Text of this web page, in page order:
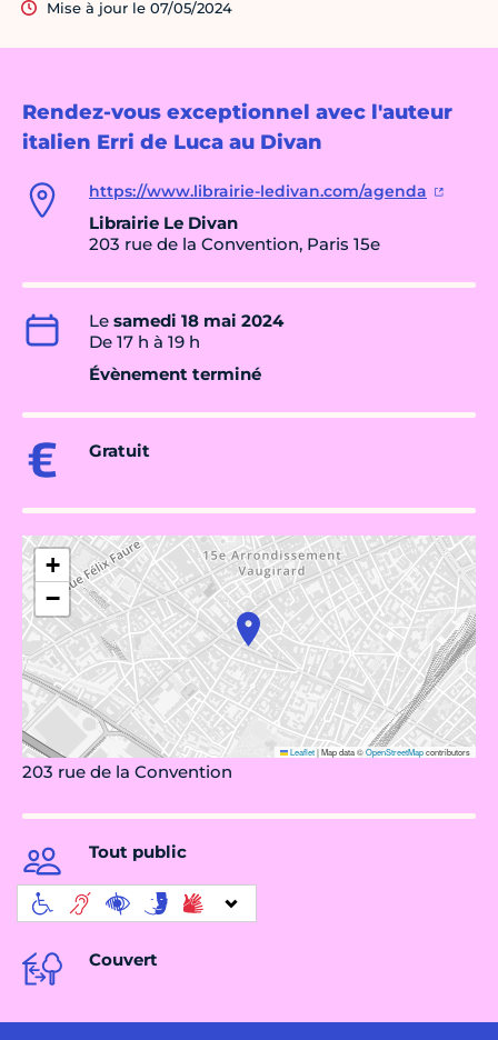
Rendez-vous exceptionnel avec l'auteur
italien Erri de Luca au Divan
https://www.librairie-ledivan.com/agenda
Librairie Le Divan
203 rue de la Convention, Paris 15e
Le samedi 18 mai 2024
De 17 h à 19 h
Évènement terminé
Gratuit
+
−
Leaflet|Map data ©OpenStreetMapcontributors
203 rue de la Convention
Tout public
Couvert
Mise à jour le 07/05/2024